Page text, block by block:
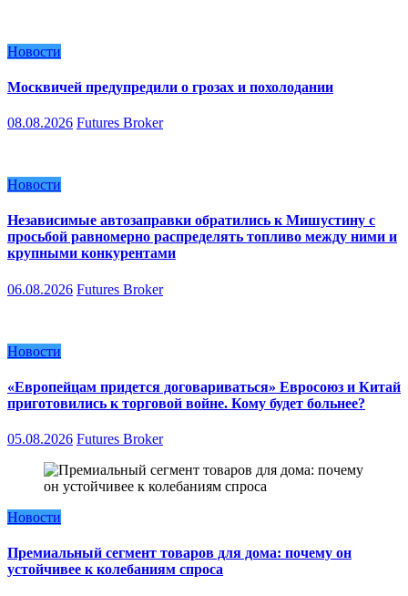
Новости
Москвичей предупредили о грозах и похолодании
08.08.2026 Futures Broker
Новости
Независимые автозаправки обратились к Мишустину с
просьбой равномерно распределять топливо между ними и
крупными конкурентами
06.08.2026 Futures Broker
Новости
«Европейцам придется договариваться» Евросоюз и Китай
приготовились к торговой войне. Кому будет больнее?
05.08.2026 Futures Broker
Новости
Премиальный сегмент товаров для дома: почему он
устойчивее к колебаниям спроса